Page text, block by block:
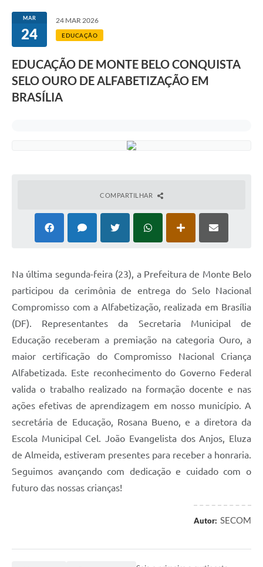
MAR
24
24 MAR 2026
EDUCAÇÃO
EDUCAÇÃO DE MONTE BELO CONQUISTA
SELO OURO DE ALFABETIZAÇÃO EM
BRASÍLIA
COMPARTILHAR
Na última segunda-feira (23), a Prefeitura de Monte Belo
participou da cerimônia de entrega do Selo Nacional
Compromisso com a Alfabetização, realizada em Brasília
(DF). Representantes da Secretaria Municipal de
Educação receberam a premiação na categoria Ouro, a
maior certificação do Compromisso Nacional Criança
Alfabetizada. Este reconhecimento do Governo Federal
valida o trabalho realizado na formação docente e nas
ações efetivas de aprendizagem em nosso município. A
secretária de Educação, Rosana Bueno, e a diretora da
Escola Municipal Cel. João Evangelista dos Anjos, Eluza
de Almeida, estiveram presentes para receber a honraria.
Seguimos avançando com dedicação e cuidado com o
futuro das nossas crianças!
Autor: SECOM